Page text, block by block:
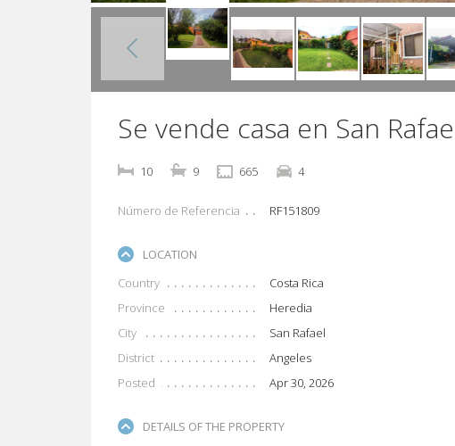
Se vende casa en San
10 9 665 4
Número de Referencia RF151809
LOCATION
Country
Costa Rica
Province
Heredia
City
San Rafael
District
Angeles
Posted
Apr 30, 2026
DETAILS OF THE PROPERTY